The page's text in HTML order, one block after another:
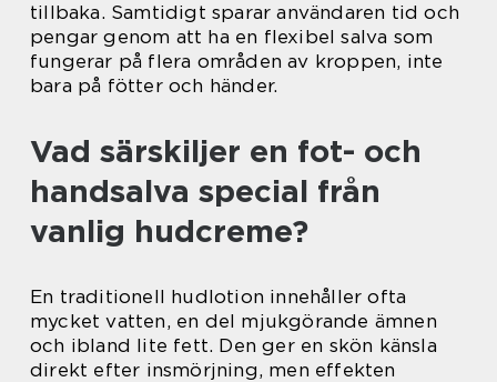
tillbaka. Samtidigt sparar användaren tid och
pengar genom att ha en flexibel salva som
fungerar på flera områden av kroppen, inte
bara på fötter och händer.
Vad särskiljer en fot- och
handsalva special från
vanlig hudcreme?
En traditionell hudlotion innehåller ofta
mycket vatten, en del mjukgörande ämnen
och ibland lite fett. Den ger en skön känsla
direkt efter insmörjning, men effekten